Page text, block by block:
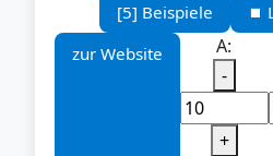
[5] Beispiele
⏹️
zur Website
A:
-
+